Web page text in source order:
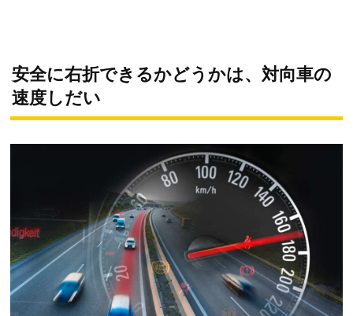
安全に右折できるかどうかは、対向車の
速度しだい